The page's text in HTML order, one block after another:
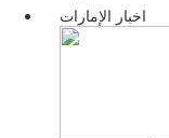
اخبار الإمارات